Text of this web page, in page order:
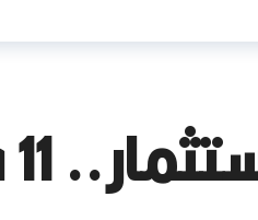
وبيع الذهب دون خسارة